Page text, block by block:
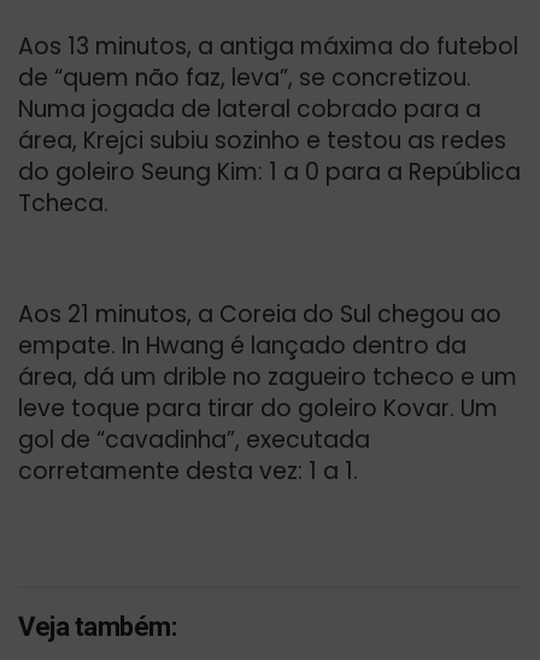
Aos 13 minutos, a antiga máxima do futebol
de “quem não faz, leva”, se concretizou.
Numa jogada de lateral cobrado para a
área, Krejci subiu sozinho e testou as redes
do goleiro Seung Kim: 1 a 0 para a República
Tcheca.
Aos 21 minutos, a Coreia do Sul chegou ao
empate. In Hwang é lançado dentro da
área, dá um drible no zagueiro tcheco e um
leve toque para tirar do goleiro Kovar. Um
gol de “cavadinha”, executada
corretamente desta vez: 1 a 1.
Veja também: